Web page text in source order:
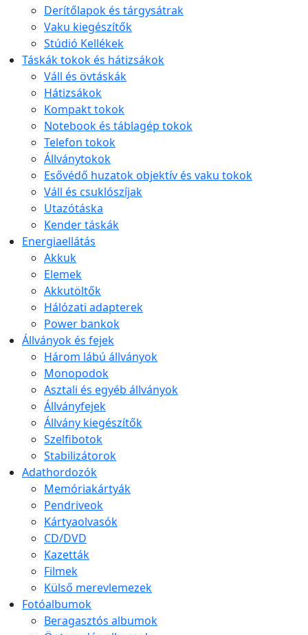
Derítőlapok és tárgysátrak
Vaku kiegészítők
Stúdió Kellékek
Táskák tokok és hátizsákok
Váll és övtáskák
Hátizsákok
Kompakt tokok
Notebook és táblagép tokok
Telefon tokok
Állványtokok
Esővédő huzatok objektív és vaku tokok
Váll és csuklószíjak
Utazótáska
Kender táskák
Energiaellátás
Akkuk
Elemek
Akkutöltők
Hálózati adapterek
Power bankok
Állványok és fejek
Három lábú állványok
Monopodok
Asztali és egyéb állványok
Állványfejek
Állvány kiegészítők
Szelfibotok
Stabilizátorok
Adathordozók
Memóriakártyák
Pendriveok
Kártyaolvasók
CD/DVD
Kazetták
Filmek
Külső merevlemezek
Fotóalbumok
Beragasztós albumok